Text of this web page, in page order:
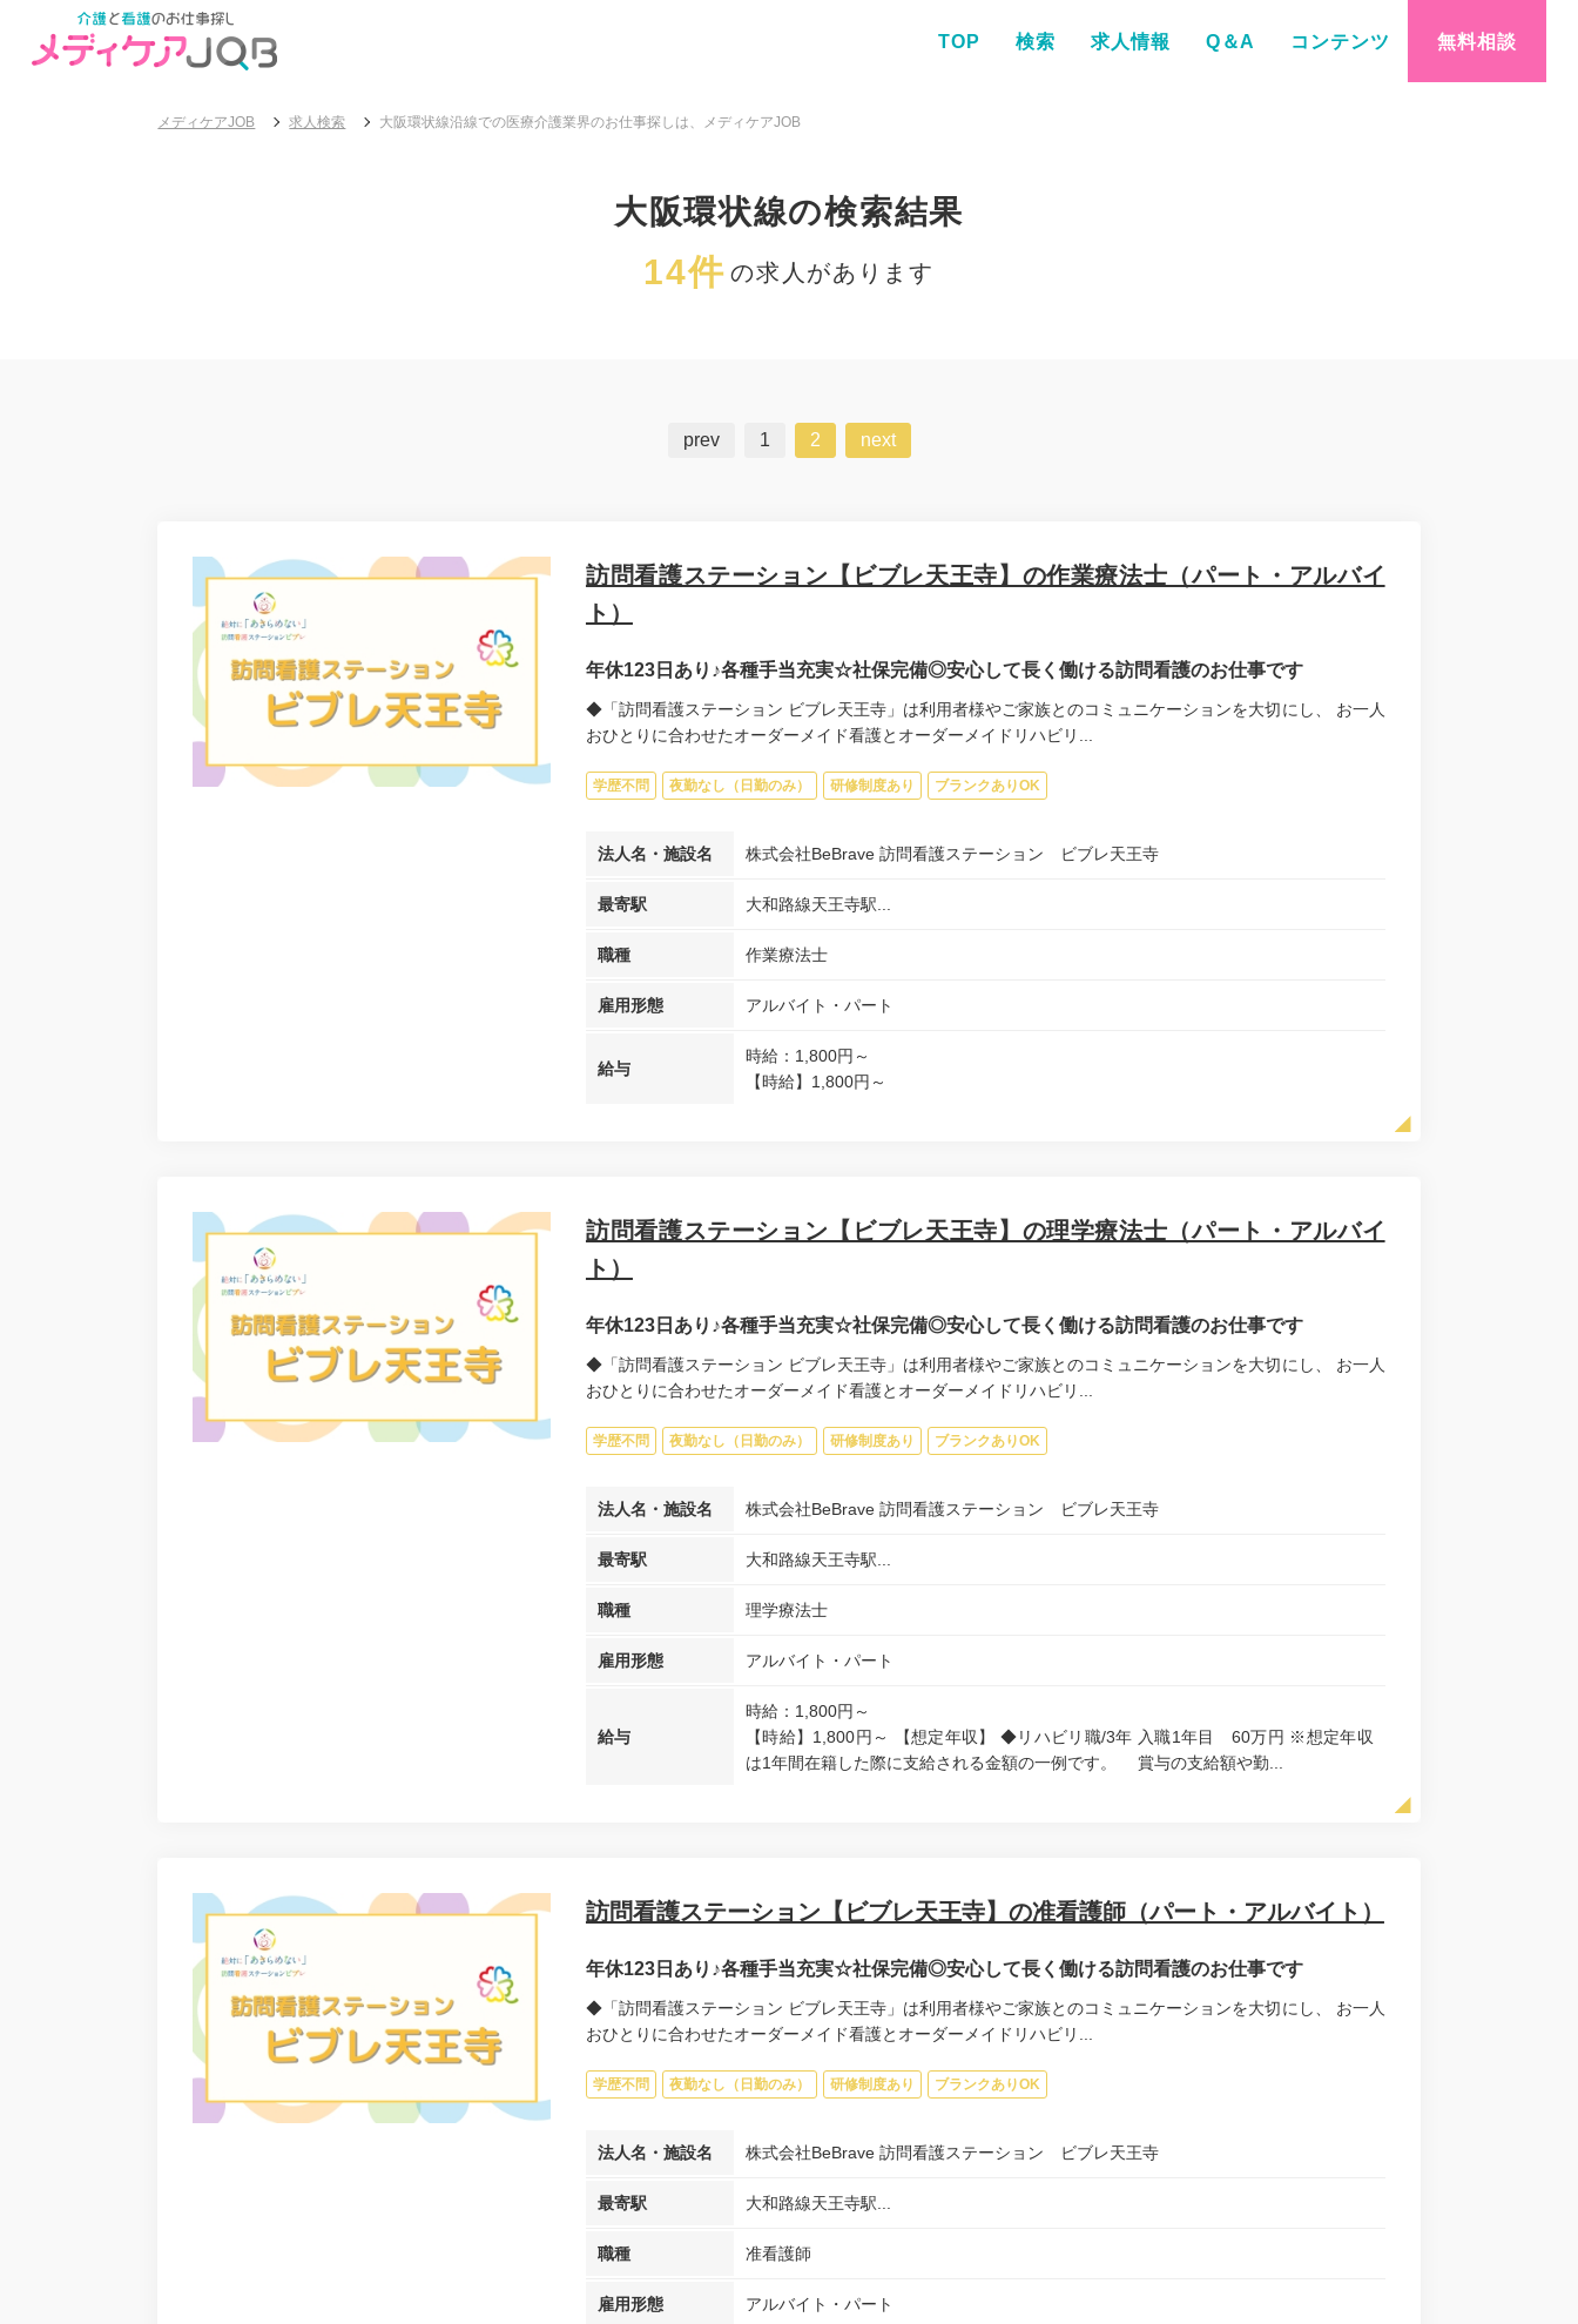
TOP 検索 求人情報 Q＆A コンテンツ 無料相談
メディケアJOB 求人検索 大阪環状線沿線での医療介護業界のお仕事探しは、メディケアJOB
大阪環状線の検索結果
14件 の求人があります
prev 1 2 next
訪問看護ステーション【ビブレ天王寺】の作業療法士（パート・アルバイ
ト）
年休123日あり♪各種手当充実☆社保完備◎安心して長く働ける訪問看護のお仕事です
◆「訪問看護ステーション ビブレ天王寺」は利用者様やご家族とのコミュニケーションを大切にし、 お一人
おひとりに合わせたオーダーメイド看護とオーダーメイドリハビリ...
学歴不問 夜勤なし（日勤のみ） 研修制度あり ブランクありOK
法人名・施設名 株式会社BeBrave 訪問看護ステーション ビブレ天王寺
最寄駅 大和路線天王寺駅...
職種 作業療法士
雇用形態 アルバイト・パート
給与
時給：1,800円～
【時給】1,800円～
訪問看護ステーション【ビブレ天王寺】の理学療法士（パート・アルバイ
ト）
年休123日あり♪各種手当充実☆社保完備◎安心して長く働ける訪問看護のお仕事です
◆「訪問看護ステーション ビブレ天王寺」は利用者様やご家族とのコミュニケーションを大切にし、 お一人
おひとりに合わせたオーダーメイド看護とオーダーメイドリハビリ...
学歴不問 夜勤なし（日勤のみ） 研修制度あり ブランクありOK
法人名・施設名 株式会社BeBrave 訪問看護ステーション ビブレ天王寺
最寄駅 大和路線天王寺駅...
職種 理学療法士
雇用形態 アルバイト・パート
給与
時給：1,800円～
【時給】1,800円～ 【想定年収】 ◆リハビリ職/3年 入職1年目 60万円 ※想定年収
は1年間在籍した際に支給される金額の一例です。 賞与の支給額や勤...
訪問看護ステーション【ビブレ天王寺】の准看護師（パート・アルバイト）
年休123日あり♪各種手当充実☆社保完備◎安心して長く働ける訪問看護のお仕事です
◆「訪問看護ステーション ビブレ天王寺」は利用者様やご家族とのコミュニケーションを大切にし、 お一人
おひとりに合わせたオーダーメイド看護とオーダーメイドリハビリ...
学歴不問 夜勤なし（日勤のみ） 研修制度あり ブランクありOK
法人名・施設名 株式会社BeBrave 訪問看護ステーション ビブレ天王寺
最寄駅 大和路線天王寺駅...
職種 准看護師
雇用形態 アルバイト・パート